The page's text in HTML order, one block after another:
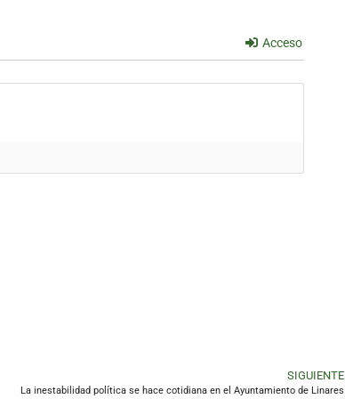
Acceso
SIGUIENTE
La inestabilidad política se hace cotidiana en el Ayuntamiento de Linares